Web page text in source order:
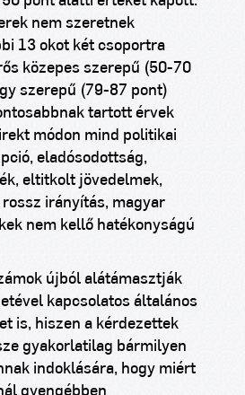
nem szeretnek
13 okot két csoportra
közepes szerepű (50-70
szerepű (79-87 pont)
tartott érvek
módon mind politikai
eladósodottság,
eltitkolt jövedelmek,
rossz irányítás, magyar
nem kellő hatékonyságú
újból alátámasztják
kapcsolatos általános
is, hiszen a kérdezettek
gyakorlatilag bármilyen
indoklására, hogy miért
gyengébben